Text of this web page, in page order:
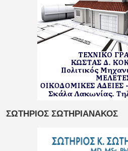
ΣΩΤΗΡΙΟΣ ΣΩΤΗΡΙΑΝΑΚΟΣ